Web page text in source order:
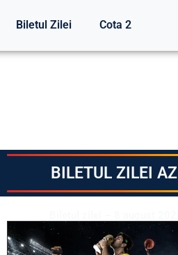
Biletul Zilei Cota 2
BILETUL ZILEI AZI